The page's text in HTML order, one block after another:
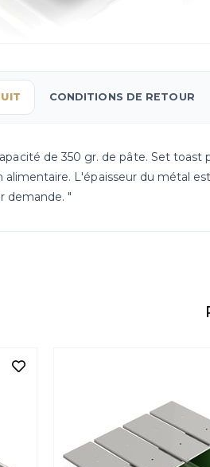
CONDITIONS DE RETOUR
de 350 gr. de pâte. Set toast
alimentaire. L'épaisseur du métal
demande. "